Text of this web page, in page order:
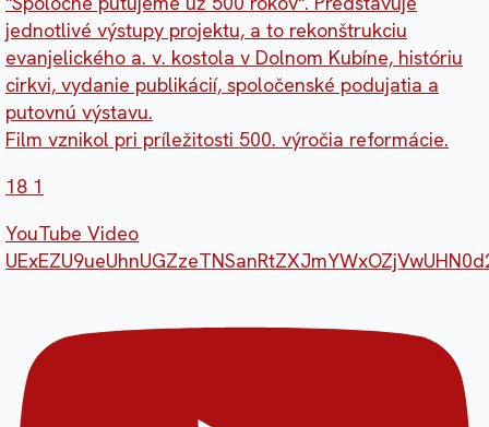
jednotlivé výstupy projektu, a to rekonštrukciu
evanjelického a. v. kostola v Dolnom Kubíne, históriu
cirkvi, vydanie publikácií, spoločenské podujatia a
putovnú výstavu.
Film vznikol pri príležitosti 500. výročia reformácie.
18 1
YouTube Video